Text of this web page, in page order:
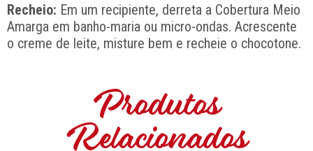
Recheio: Em um recipiente, derreta a Cobertura Meio
Amarga em banho-maria ou micro-ondas. Acrescente
o creme de leite, misture bem e recheie o chocotone.
Produtos
Relacionados